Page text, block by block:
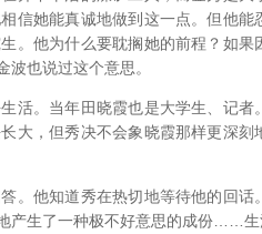
信她能真诚地做到这一点。但他能
。他为什么要耽搁她的前程？如果
也说过这个意思。
活。当年田晓霞也是大学生、记
大，但秀决不会象晓霞那样更深刻
。他知道秀在热切地等待他的回话
产生了一种极不好意思的成份……生